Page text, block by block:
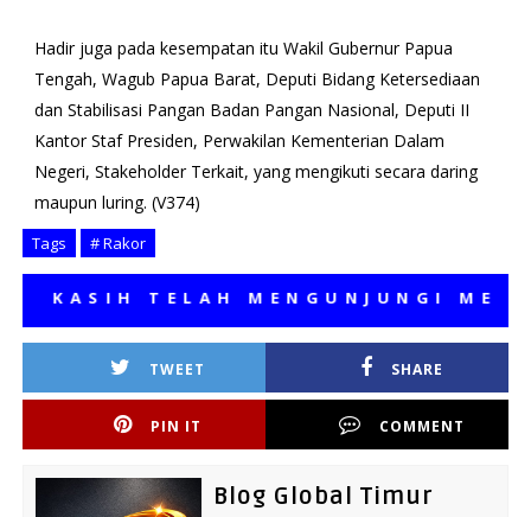
Hadir juga pada kesempatan itu Wakil Gubernur Papua
Tengah, Wagub Papua Barat, Deputi Bidang Ketersediaan
dan Stabilisasi Pangan Badan Pangan Nasional, Deputi II
Kantor Staf Presiden, Perwakilan Kementerian Dalam
Negeri, Stakeholder Terkait, yang mengikuti secara daring
maupun luring. (V374)
Tags # Rakor
TELAH MENGUNJUNGI MEDIA
TWEET SHARE
PIN IT COMMENT
Blog Global Timur